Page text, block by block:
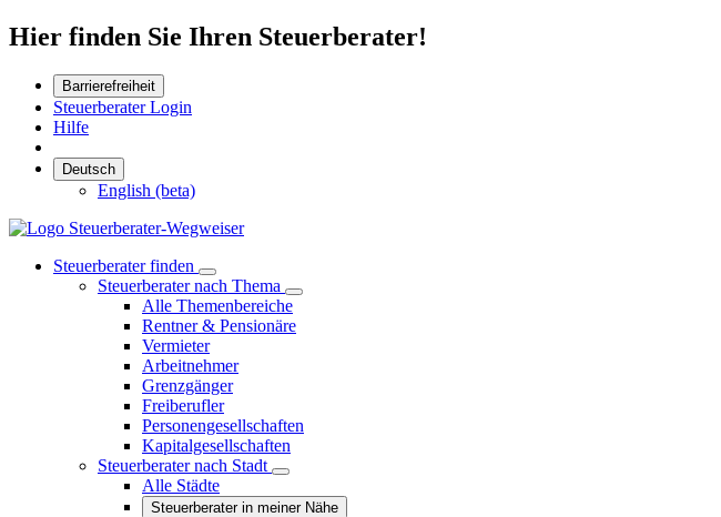
Hier finden Sie Ihren Steuerberater!
Barrierefreiheit
Steuerberater Login
Hilfe
Deutsch
English (beta)
Steuerberater finden
Steuerberater nach Thema
Alle Themenbereiche
Rentner & Pensionäre
Vermieter
Arbeitnehmer
Grenzgänger
Freiberufler
Personengesellschaften
Kapitalgesellschaften
Steuerberater nach Stadt
Alle Städte
Steuerberater in meiner Nähe